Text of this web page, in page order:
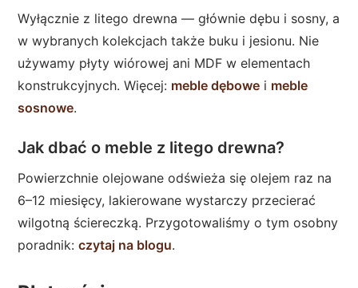
Wyłącznie z litego drewna — głównie dębu i sosny, a
w wybranych kolekcjach także buku i jesionu. Nie
używamy płyty wiórowej ani MDF w elementach
konstrukcyjnych. Więcej: meble dębowe i meble
sosnowe.
Jak dbać o meble z litego drewna?
Powierzchnie olejowane odświeża się olejem raz na
6–12 miesięcy, lakierowane wystarczy przecierać
wilgotną ściereczką. Przygotowaliśmy o tym osobny
poradnik:czytaj na blogu.